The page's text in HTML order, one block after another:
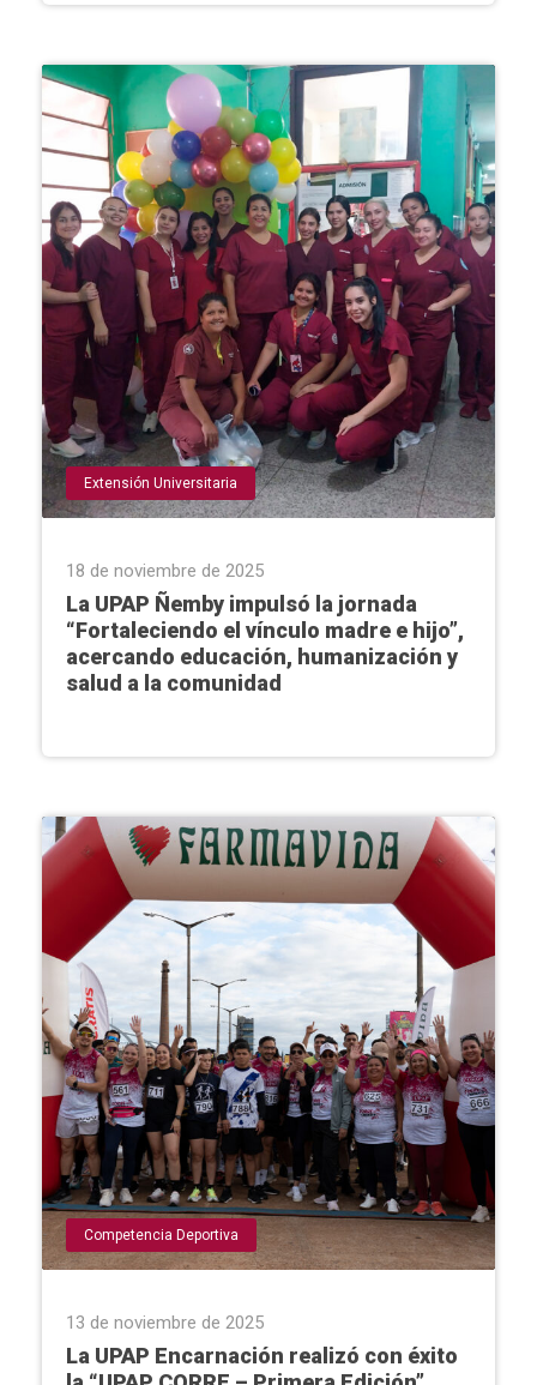
Extensión Universitaria
18 de noviembre de 2025
La UPAP Ñemby impulsó la jornada
“Fortaleciendo el vínculo madre e hijo”,
acercando educación, humanización y
salud a la comunidad
Competencia Deportiva
13 de noviembre de 2025
La UPAP Encarnación realizó con éxito